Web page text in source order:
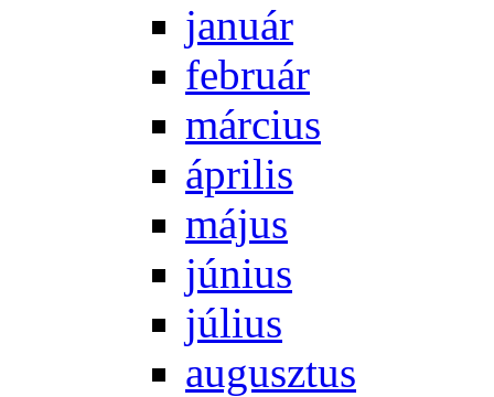
ja­nu­ár
feb­ru­ár
már­ci­us
áp­ri­lis
má­jus
jú­ni­us
jú­li­us
au­gusz­tus